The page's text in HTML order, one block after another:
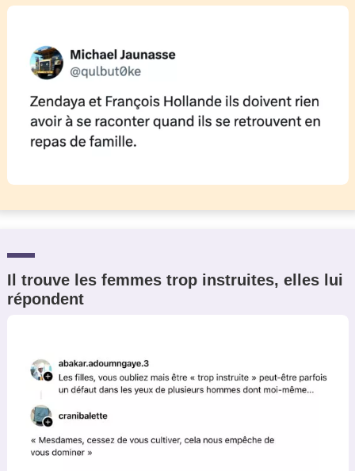
Il trouve les femmes trop instruites, elles lui
répondent